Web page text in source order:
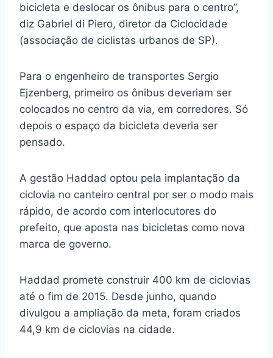
bicicleta e deslocar os ônibus para o centro”,
diz Gabriel di Piero, diretor da Ciclocidade
(associação de ciclistas urbanos de SP).
Para o engenheiro de transportes Sergio
Ejzenberg, primeiro os ônibus deveriam ser
colocados no centro da via, em corredores. Só
depois o espaço da bicicleta deveria ser
pensado.
A gestão Haddad optou pela implantação da
ciclovia no canteiro central por ser o modo mais
rápido, de acordo com interlocutores do
prefeito, que aposta nas bicicletas como nova
marca de governo.
Haddad promete construir 400 km de ciclovias
até o fim de 2015. Desde junho, quando
divulgou a ampliação da meta, foram criados
44,9 km de ciclovias na cidade.